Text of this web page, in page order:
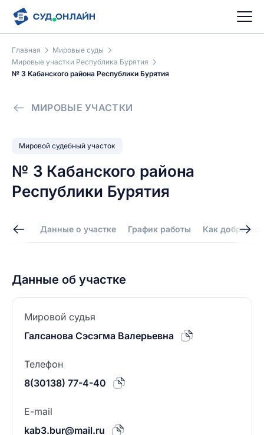
Главная
Мировые суды
Мировые участки Республика Бурятия
№ 3 Кабанского района Республики Бурятия
МИРОВЫЕ УЧАСТКИ
Мировой судебный участок
№ 3 Кабанского района
Республики Бурятия
Данные о участке График работы Как добраться
Данные об участке
Мировой судья
Галсанова Сэсэгма Валерьевна
Телефон
8(30138) 77-4-40
E-mail
kab3.bur@mail.ru